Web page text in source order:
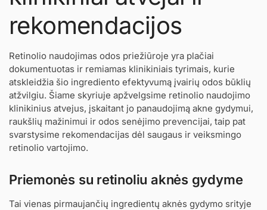
rekomendacijos
Retinolio naudojimas odos priežiūroje yra plačiai
dokumentuotas ir remiamas klinikiniais tyrimais, kurie
atskleidžia šio ingrediento efektyvumą įvairių odos būklių
atžvilgiu. Šiame skyriuje apžvelgsime retinolio naudojimo
klinikinius atvejus, įskaitant jo panaudojimą akne gydymui,
raukšlių mažinimui ir odos senėjimo prevencijai, taip pat
svarstysime rekomendacijas dėl saugaus ir veiksmingo
retinolio vartojimo.
Priemonės su retinoliu aknės gydyme
Tai vienas pirmaujančių ingredientų aknės gydymo srityje